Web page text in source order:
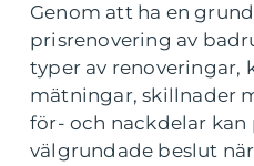
Genom att ha en
prisrenovering av
typer av renoveringar,
mätningar, skillnader
för- och nackdelar
välgrundade beslut